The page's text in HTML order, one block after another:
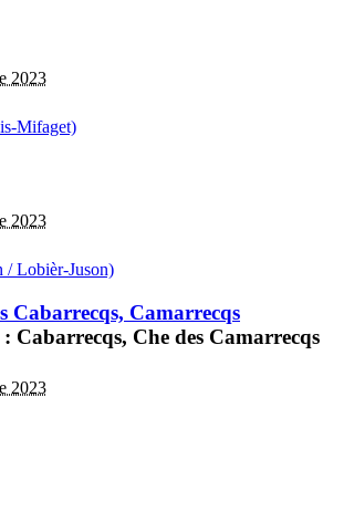
2023
Mifaget)
2023
/ Lobièr-Juson)
Cabarrecqs, Camarrecqs
Cabarrecqs, Che des Camarrecqs
2023